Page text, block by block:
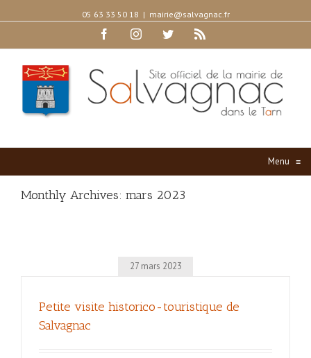
05 63 33 50 18 | mairie@salvagnac.fr
FacebookInstagramTwitter
Menu ≡
Monthly Archives: mars 2023
27 mars 2023
Petite visite historico-touristique de
Salvagnac